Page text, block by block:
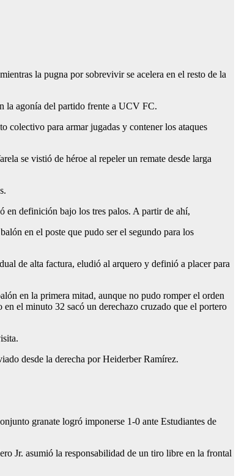
la pugna por sobrevivir se acelera en el resto de la
la agonía del partido frente a UCV FC.
colectivo para armar jugadas y contener los ataques
se vistió de héroe al repeler un remate desde larga
en definición bajo los tres palos. A partir de ahí,
en el poste que pudo ser el segundo para los
de alta factura, eludió al arquero y definió a placer para
en la primera mitad, aunque no pudo romper el orden
el minuto 32 sacó un derechazo cruzado que el portero
desde la derecha por Heiderber Ramírez.
granate logró imponerse 1-0 ante Estudiantes de
Jr. asumió la responsabilidad de un tiro libre en la frontal